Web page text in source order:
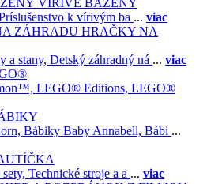
VÍRIVÉ BAZÉNY
k vírivým ba ... viac
HRAČKY NA
a stany, Detský záhradný ná ... viac
LEGO® Editions, LEGO®
Bábiky Baby Annabell, Bábi ...
Technické stroje a a ... viac